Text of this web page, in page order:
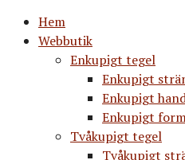
Hem
Webbutik
Enkupigt tegel
Enkupigt
Enkupigt
Enkupigt
Tvåkupigt tegel
Tvåkupigt